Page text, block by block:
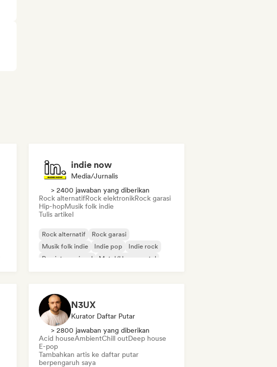
indie now
Media/Jurnalis
> 2400 jawaban yang diberikan
Rock alternatifRock elektronikRock garasi
Hip-hopMusik folk indie
Tulis artikel
Rock alternatif
Rock garasi
Musik folk indie
Indie pop
Indie rock
Rap internasional
Metal/Heavy metal
N3UX
Kurator Daftar Putar
> 2800 jawaban yang diberikan
Acid houseAmbientChill outDeep house
E-pop
Tambahkan artis ke daftar putar
berpengaruh saya